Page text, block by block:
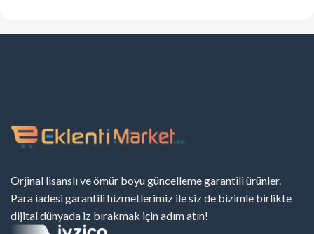
Orjinal lisanslı ve ömür boyu güncelleme garantili ürünler.
Para iadesi garantili hizmetlerimiz ile siz de bizimle birlikte
dijital dünyada iz bırakmak için adım atın!